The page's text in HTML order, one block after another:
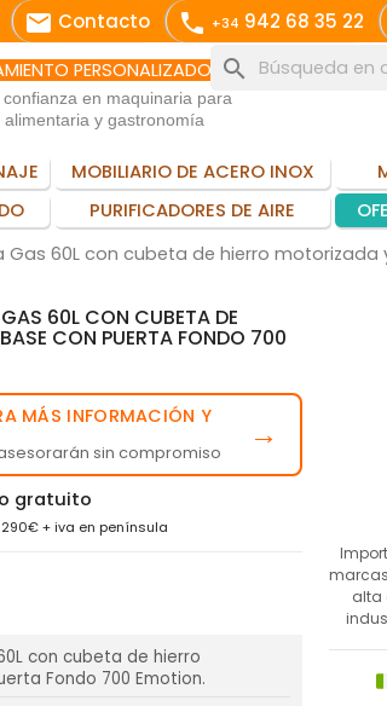
email Contacto call +34 942 68 35 22
PERSONALIZADO
en maquinaria para
alimentaria y gastronomía
search
MOBILIARIO DE ACERO INOX
PURIFICADORES DE AIRE
Gas 60L con cubeta de hierro motorizada
60L CON CUBETA DE
CON PUERTA FONDO 700
MÁS INFORMACIÓN Y
sin compromiso →
gratuito
+ iva en península
con cubeta de hierro
Fondo 700 Emotion.
alta